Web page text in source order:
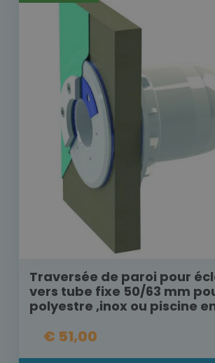
Traversée de paroi pour
vers tube fixe 50/63 mm
polyestre ,inox ou piscine
€ 51,00